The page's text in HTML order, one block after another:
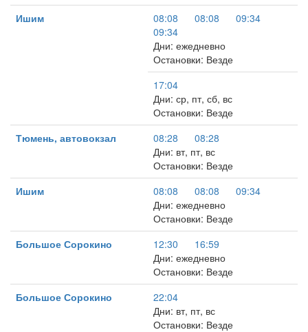
Ишим
08:08 08:08
09:34
09:34
Дни: ежедневно
Остановки: Везде
17:04
Дни: ср, пт, сб, вс
Остановки: Везде
Тюмень, автовокзал
08:28
08:28
Дни: вт, пт, вс
Остановки: Везде
Ишим
08:08 08:08
09:34
Дни: ежедневно
Остановки: Везде
Большое Сорокино
12:30
16:59
Дни: ежедневно
Остановки: Везде
Большое Сорокино
22:04
Дни: вт, пт, вс
Остановки: Везде